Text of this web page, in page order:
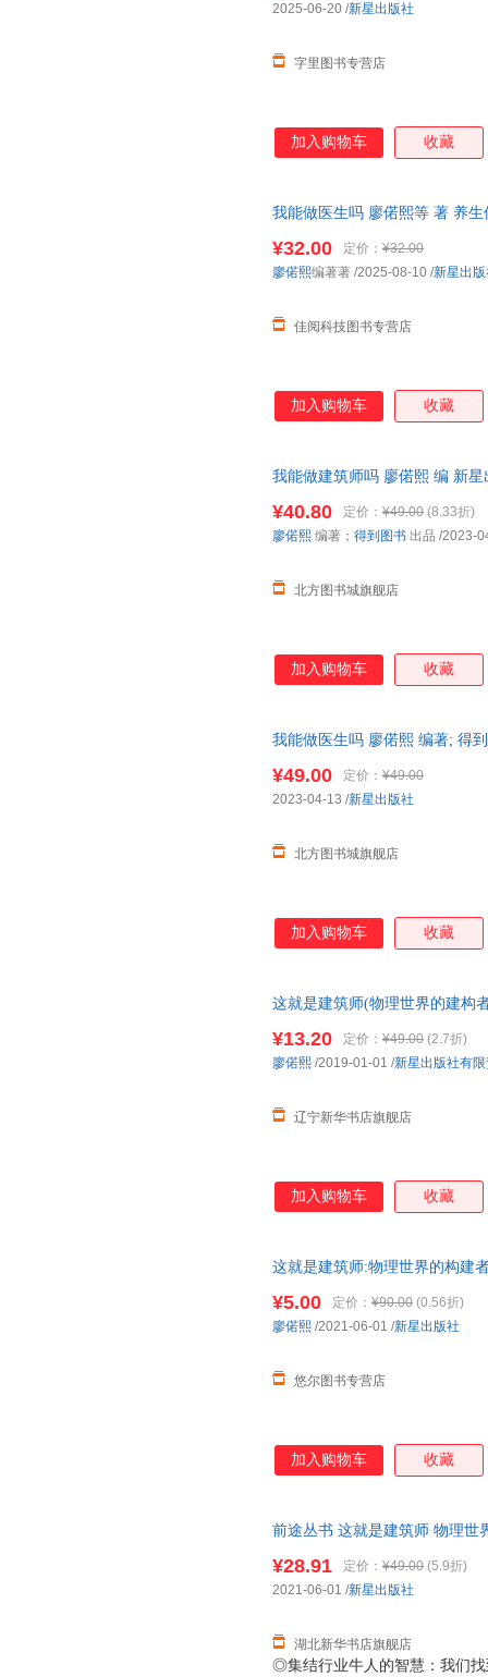
字里图书专营店
2025-06-20 /新星出版社
加入购物车 收藏
我能做医生吗 廖偌熙等 著 养生
¥32.00 定价： ¥32.00
佳阅科技图书专营店
廖偌熙编著著 /2025-08-10 /新星出
加入购物车 收藏
我能做建筑师吗 廖偌熙 编 新
¥40.80 定价： ¥49.00 (8.33折)
北方图书城旗舰店
廖偌熙 编著； 得到图书 出品 /2023-
加入购物车 收藏
我能做医生吗 廖偌熙 编著; 得
¥49.00 定价： ¥49.00
北方图书城旗舰店
2023-04-13 /新星出版社
加入购物车 收藏
这就是建筑师(物理世界的建构
¥13.20 定价： ¥49.00 (2.7折)
辽宁新华书店旗舰店
廖偌熙 /2019-01-01 /新星出版社有
加入购物车 收藏
这就是建筑师:物理世界的构建
¥5.00 定价： ¥90.00 (0.56折)
悠尔图书专营店
廖偌熙 /2021-06-01 /新星出版社
加入购物车 收藏
前途丛书 这就是建筑师 物理世
◎集结行业牛人的智慧：我们
¥28.91 定价： ¥49.00 (5.9折)
湖北新华书店旗舰店
2021-06-01 /新星出版社